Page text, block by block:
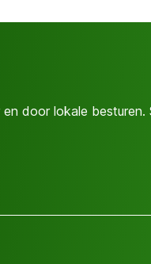
door lokale besturen.